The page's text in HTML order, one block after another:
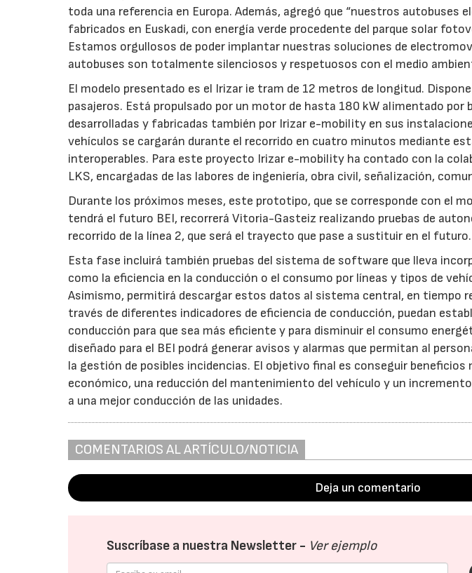
toda una referencia en Europa. Además, agregó que “nuestros autobuses
fabricados en Euskadi, con energía verde procedente del parque solar
Estamos orgullosos de poder implantar nuestras soluciones de
autobuses son totalmente silenciosos y respetuosos con el medio
El modelo presentado es el Irizar ie tram de 12 metros de longitud.
pasajeros. Está propulsado por un motor de hasta 180 kW alimentado
desarrolladas y fabricadas también por Irizar e-mobility en sus
vehículos se cargarán durante el recorrido en cuatro minutos mediante
interoperables. Para este proyecto Irizar e-mobility ha contado con la
LKS, encargadas de las labores de ingeniería, obra civil, señalización,
Durante los próximos meses, este prototipo, que se corresponde con el
tendrá el futuro BEI, recorrerá Vitoria-Gasteiz realizando pruebas de
recorrido de la línea 2, que será el trayecto que pase a sustituir en el futuro.
Esta fase incluirá también pruebas del sistema de software que lleva
como la eficiencia en la conducción o el consumo por líneas y tipos de
Asimismo, permitirá descargar estos datos al sistema central, en tiempo
través de diferentes indicadores de eficiencia de conducción, puedan
conducción para que sea más eficiente y para disminuir el consumo
diseñado para el BEI podrá generar avisos y alarmas que permitan al
la gestión de posibles incidencias. El objetivo final es conseguir beneficios
económico, una reducción del mantenimiento del vehículo y un
a una mejor conducción de las unidades.
COMENTARIOS AL ARTÍCULO/NOTICIA
Deja un comentario
Suscríbase a nuestra Newsletter - Ver ejemplo